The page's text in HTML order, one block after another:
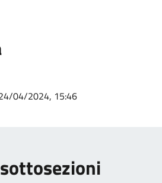
04/2024, 15:46